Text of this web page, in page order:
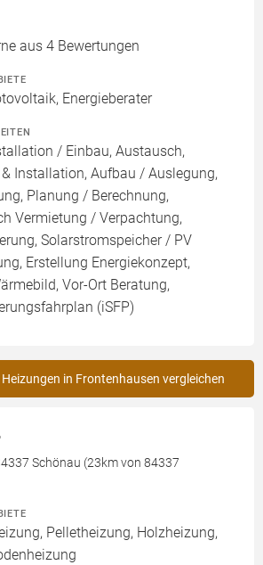
aus 4 Bewertungen
Energieberater
/ Einbau, Austausch,
Installation, Aufbau / Auslegung,
Planung / Berechnung,
Vermietung / Verpachtung,
Solarstromspeicher / PV
Erstellung Energiekonzept,
Vor-Ort Beratung,
(iSFP)
in Frontenhausen vergleichen
Schönau (23km von 84337
Pelletheizung, Holzheizung,